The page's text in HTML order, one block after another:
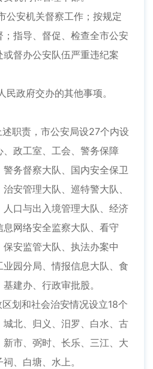
安机关督察工作；按规定
指导、督促、检查全市公安
督办公安队伍严重违纪案
政府交办的其他事项。
职责，市公安局设27个内设
政工室、工会、警务保障
务督察大队、国内安全保卫
安管理大队、巡特警大队、
口与出入境管理大队、经济
网络安全监察大队、看守
安监管大队、执法办案中
园分局、情报信息大队、食
建办、行政审批股。
划和社会治安情况设立18个
北、归义、汨罗、白水、古
市、弼时、长乐、三江、大
、白塘、水上。